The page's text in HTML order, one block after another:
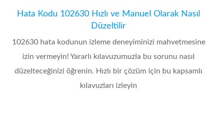
Hata Kodu 102630 Hızlı ve Manuel Olarak Nasıl
Düzeltilir
102630 hata kodunun izleme deneyiminizi mahvetmesine
izin vermeyin! Yararlı kılavuzumuzla bu sorunu nasıl
düzelteceğinizi öğrenin. Hızlı bir çözüm için bu kapsamlı
kılavuzları izleyin